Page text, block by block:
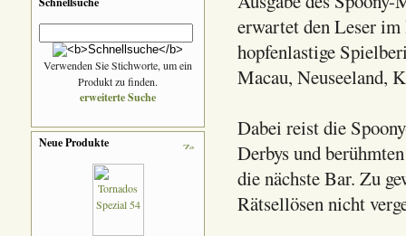
Verwenden Sie Stichworte, um ein
Produkt zu finden.
erweiterte Suche
Neue Produkte
erwartet den Leser
hopfenlastige
Macau, Neuseeland,
Dabei reist die
Derbys und
die nächste Bar. Zu
Rätsellösen nicht